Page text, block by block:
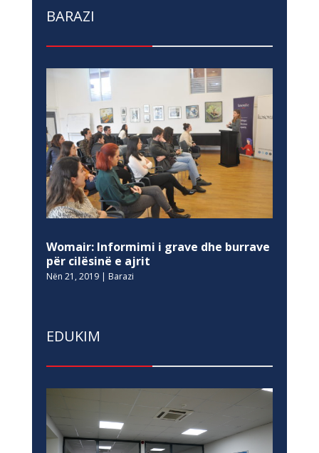
BARAZI
Womair: Informimi i grave dhe burrave
për cilësinë e ajrit
Nën 21, 2019| Barazi
EDUKIM